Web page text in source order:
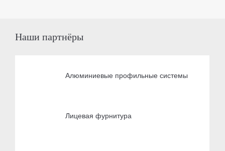
Наши партнёры
Алюминиевые профильные системы
Лицевая фурнитура